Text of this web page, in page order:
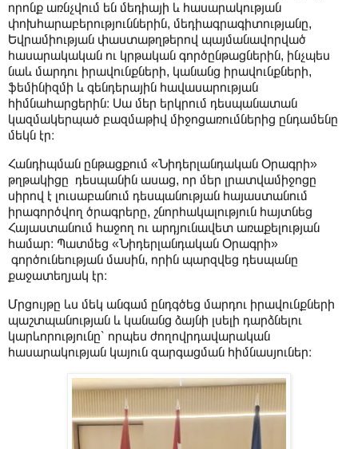
որոնք առնչվում են մեդիայի և հասարակության
փոխհարաբերություններին, մեդիագրագիտությանը,
Եվրամիության փաստաթղթերով պայմանավորված
հասարակական ու կրթական գործընթացներին, ինչպես
նաև մարդու իրավունքների, կանանց իրավունքների,
ֆեմինիզմի և գենդերային հավասարության
հիմնահարցերին։ Սա մեր երկրում դեսպանատան
կազմակերպած բազմաթիվ միջոցառումներից ընդամենը
մեկն էր։
Հանդիպման ընթացքում «Նիդերլանդական Օրագրի»
թղթակիցը դեսպանին ասաց, որ մեր լրատվամիջոցը
սիրով է լուսաբանում դեսպանության հայաստանում
իրագործվող ծրագրերը, շնորհակալություն հայտնեց
Հայաստանում հաջող ու արդյունավետ առաքելության
համար։ Պատմեց «Նիդերլանդական Օրագրի»
գործունեության մասին, որին պարզվեց դեսպանը
քաջատեղյակ էր։
Մրցույթը ևս մեկ անգամ ընդգծեց մարդու իրավունքների
պաշտպանության և կանանց ձայնի լսելի դարձնելու
կարևորությունը՝ որպես ժողովրդավարական
հասարակության կայուն զարգացման հիմնասյուներ։